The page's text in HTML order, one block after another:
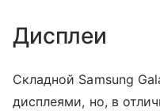
Дисплеи
Складной Samsung
дисплеями, но, в